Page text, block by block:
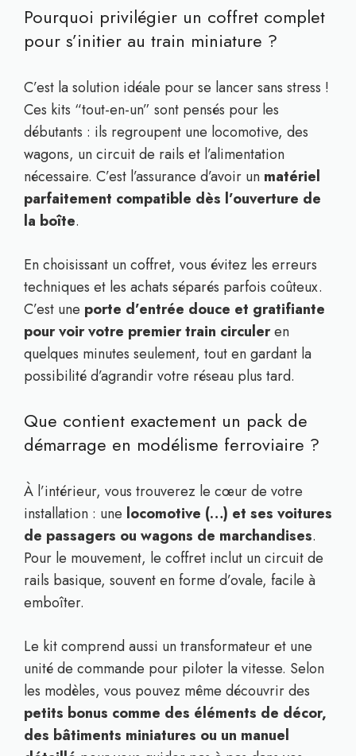
Pourquoi privilégier un coffret complet
pour s’initier au train miniature ?
C’est la solution idéale pour se lancer sans stress !
Ces kits “tout-en-un” sont pensés pour les
débutants : ils regroupent une locomotive, des
wagons, un circuit de rails et l’alimentation
nécessaire. C’est l’assurance d’avoir un matériel
parfaitement compatible dès l’ouverture de
la boîte.
En choisissant un coffret, vous évitez les erreurs
techniques et les achats séparés parfois coûteux.
C’est une porte d’entrée douce et gratifiante
pour voir votre premier train circuleren
quelques minutes seulement, tout en gardant la
possibilité d’agrandir votre réseau plus tard.
Que contient exactement un pack de
démarrage en modélisme ferroviaire ?
À l’intérieur, vous trouverez le cœur de votre
installation : une locomotive (…) et ses voitures
de passagers ou wagons de marchandises.
Pour le mouvement, le coffret inclut un circuit de
rails basique, souvent en forme d’ovale, facile à
emboîter.
Le kit comprend aussi un transformateur et une
unité de commande pour piloter la vitesse. Selon
les modèles, vous pouvez même découvrir des
petits bonus comme des éléments de décor,
des bâtiments miniatures ou un manuel